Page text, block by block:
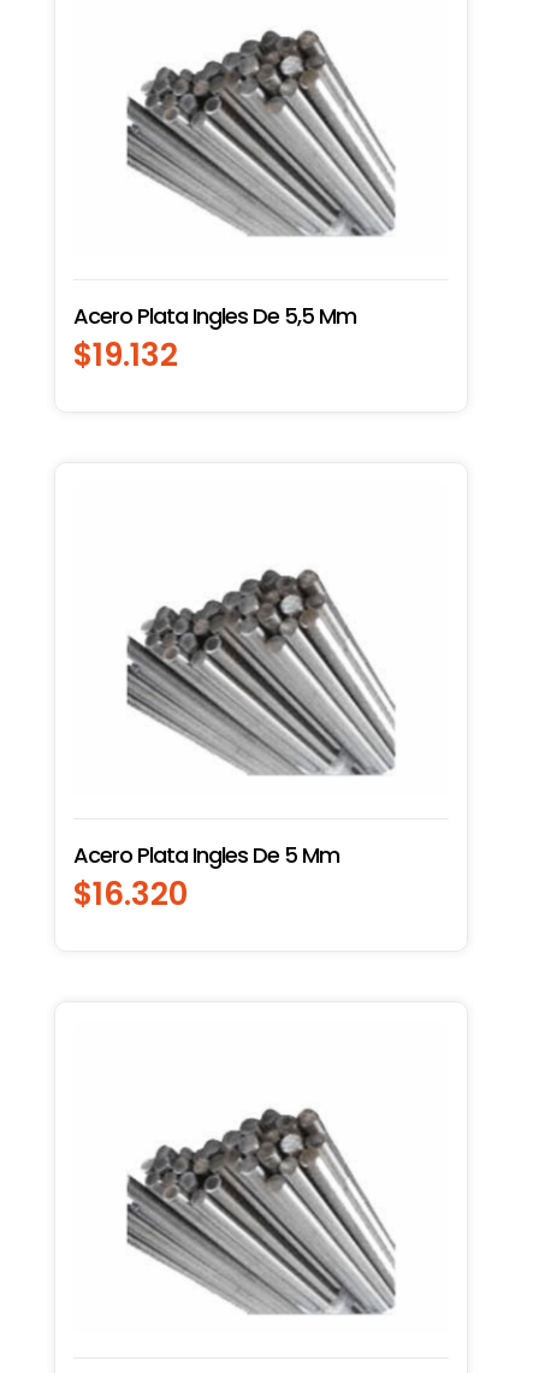
Acero Plata Ingles De 5,5 Mm
$19.132
Acero Plata Ingles De 5 Mm
$16.320